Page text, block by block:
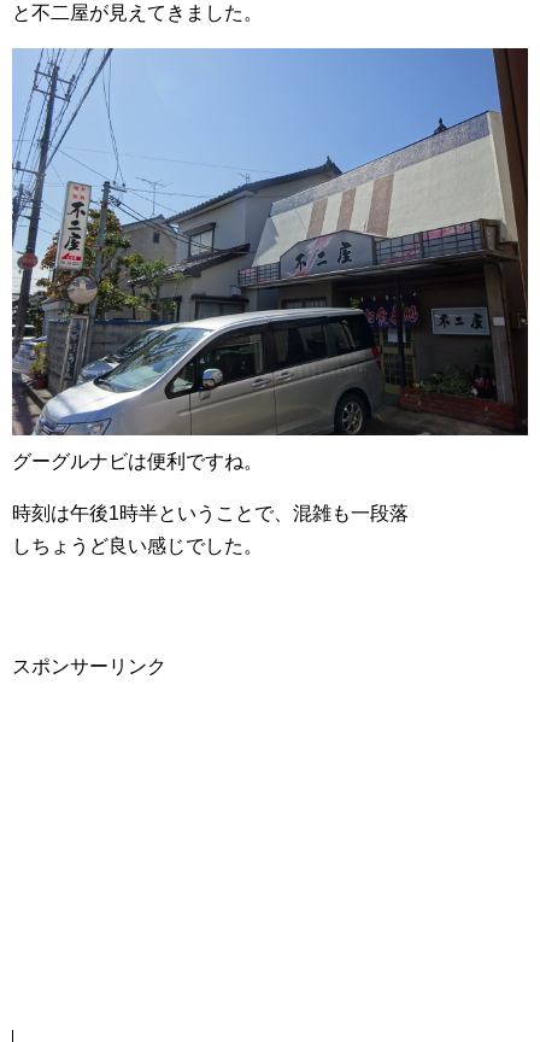
と不二屋が見えてきました。
グーグルナビは便利ですね。
時刻は午後1時半ということで、混雑も一段落
しちょうど良い感じでした。
スポンサーリンク